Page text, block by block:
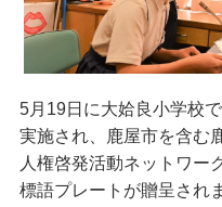
5月19日に大姶良小学校
実施され、鹿屋市を含む
人権啓発活動ネットワー
標語プレートが贈呈され